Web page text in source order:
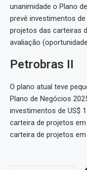
unanimidade o Plano
prevê investimentos de
projetos das carteiras
avaliação
Petrobras II
O plano atual teve
Plano de Negócios
investimentos de US$
carteira de projetos
carteira de projetos em